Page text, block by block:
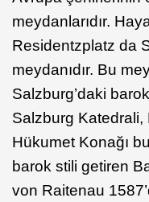
meydanlarıdır.
Residentzplatz da
meydanıdır. Bu
Salzburg’daki
Salzburg Katedrali,
Hükumet Konağı
barok stili getiren
von Raitenau